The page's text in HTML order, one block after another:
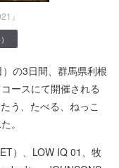
』
の3日間、群馬県利根
ースにて開催される
う、たべる、ねっこ
。
）、LOW IQ 01、牧